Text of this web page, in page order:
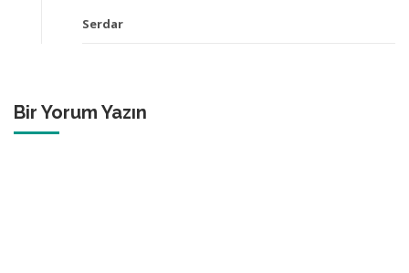
Serdar
Bir Yorum Yazın